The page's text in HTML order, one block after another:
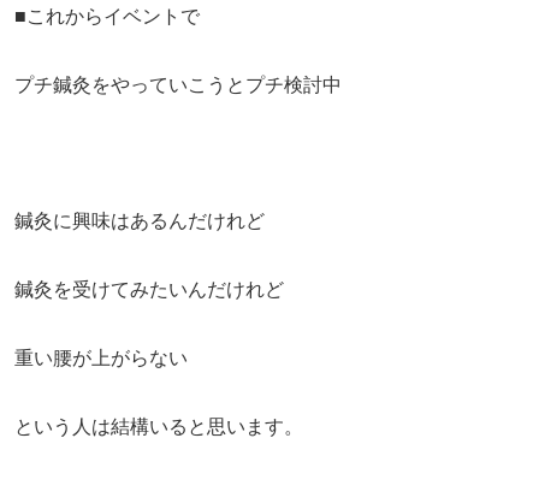
■これからイベントで
プチ鍼灸をやっていこうとプチ検討中
鍼灸に興味はあるんだけれど
鍼灸を受けてみたいんだけれど
重い腰が上がらない
という人は結構いると思います。